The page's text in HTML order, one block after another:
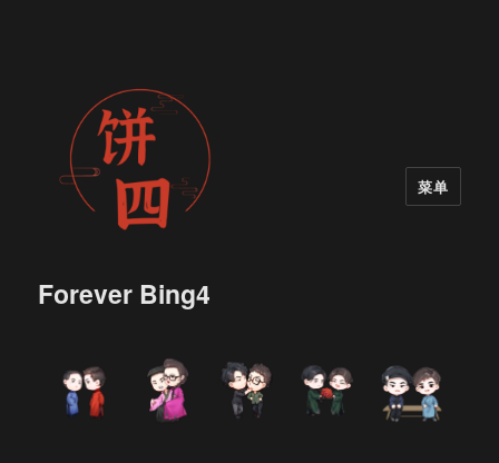
Forever Bing4
菜单